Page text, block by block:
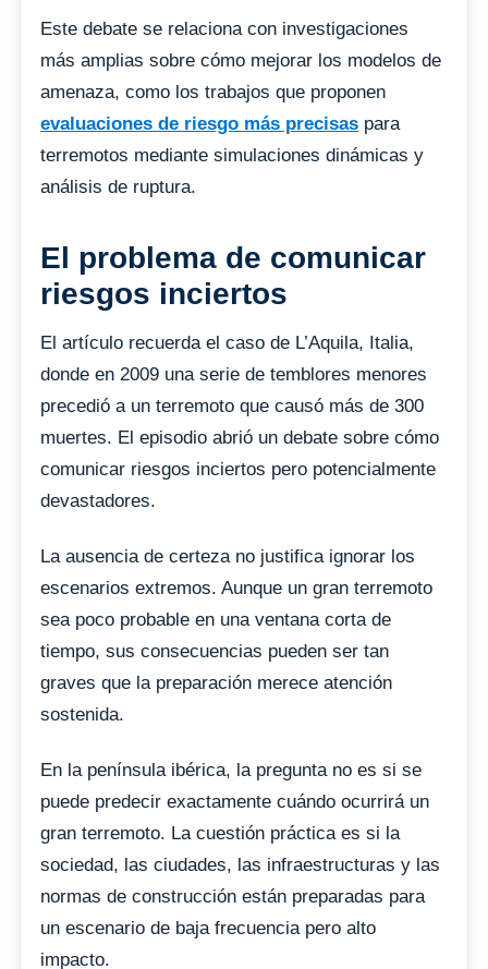
Este debate se relaciona con investigaciones
más amplias sobre cómo mejorar los modelos de
amenaza, como los trabajos que proponen
evaluaciones de riesgo más precisas para
terremotos mediante simulaciones dinámicas y
análisis de ruptura.
El problema de comunicar
riesgos inciertos
El artículo recuerda el caso de L’Aquila, Italia,
donde en 2009 una serie de temblores menores
precedió a un terremoto que causó más de 300
muertes. El episodio abrió un debate sobre cómo
comunicar riesgos inciertos pero potencialmente
devastadores.
La ausencia de certeza no justifica ignorar los
escenarios extremos. Aunque un gran terremoto
sea poco probable en una ventana corta de
tiempo, sus consecuencias pueden ser tan
graves que la preparación merece atención
sostenida.
En la península ibérica, la pregunta no es si se
puede predecir exactamente cuándo ocurrirá un
gran terremoto. La cuestión práctica es si la
sociedad, las ciudades, las infraestructuras y las
normas de construcción están preparadas para
un escenario de baja frecuencia pero alto
impacto.